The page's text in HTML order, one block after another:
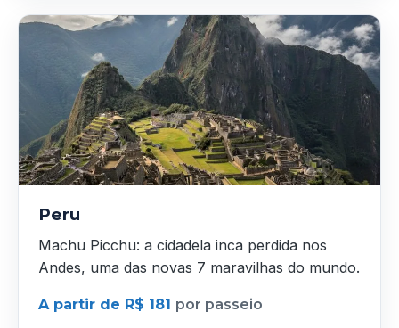
Peru
Machu Picchu: a cidadela inca perdida nos
Andes, uma das novas 7 maravilhas do mundo.
A partir de R$ 181 por passeio